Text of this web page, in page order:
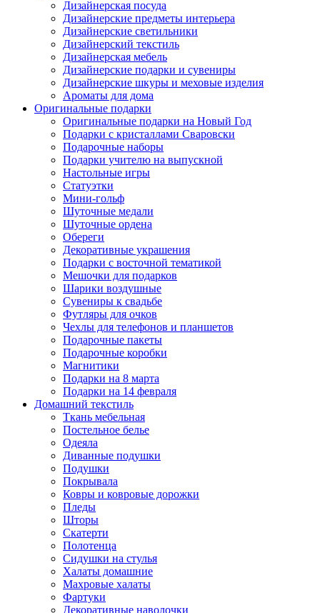
Дизайнерская посуда
Дизайнерские предметы интерьера
Дизайнерские светильники
Дизайнерский текстиль
Дизайнерская мебель
Дизайнерские подарки и сувениры
Дизайнерские шкуры и меховые изделия
Ароматы для дома
Оригинальные подарки
Оригинальные подарки на Новый Год
Подарки с кристаллами Сваровски
Подарочные наборы
Подарки учителю на выпускной
Настольные игры
Статуэтки
Мини-гольф
Шуточные медали
Шуточные ордена
Обереги
Декоративные украшения
Подарки с восточной тематикой
Мешочки для подарков
Шарики воздушные
Сувениры к свадьбе
Футляры для очков
Чехлы для телефонов и планшетов
Подарочные пакеты
Подарочные коробки
Магнитики
Подарки на 8 марта
Подарки на 14 февраля
Домашний текстиль
Ткань мебельная
Постельное белье
Одеяла
Диванные подушки
Подушки
Покрывала
Ковры и ковровые дорожки
Пледы
Шторы
Скатерти
Полотенца
Сидушки на стулья
Халаты домашние
Махровые халаты
Фартуки
Декоративные наволочки